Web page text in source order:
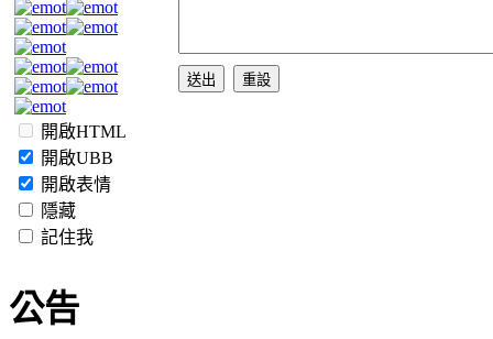
開啟HTML
開啟UBB
開啟表情
隱藏
記住我
公告